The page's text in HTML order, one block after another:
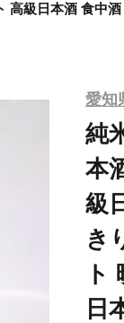
級日本酒 食中
愛知
純
本
級
き
ト
日